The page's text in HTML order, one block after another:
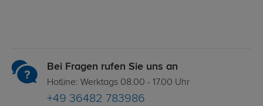
Bei Fragen rufen Sie uns an
Hotline: Werktags 08.00 - 17.00 Uhr
+49 36482 783986